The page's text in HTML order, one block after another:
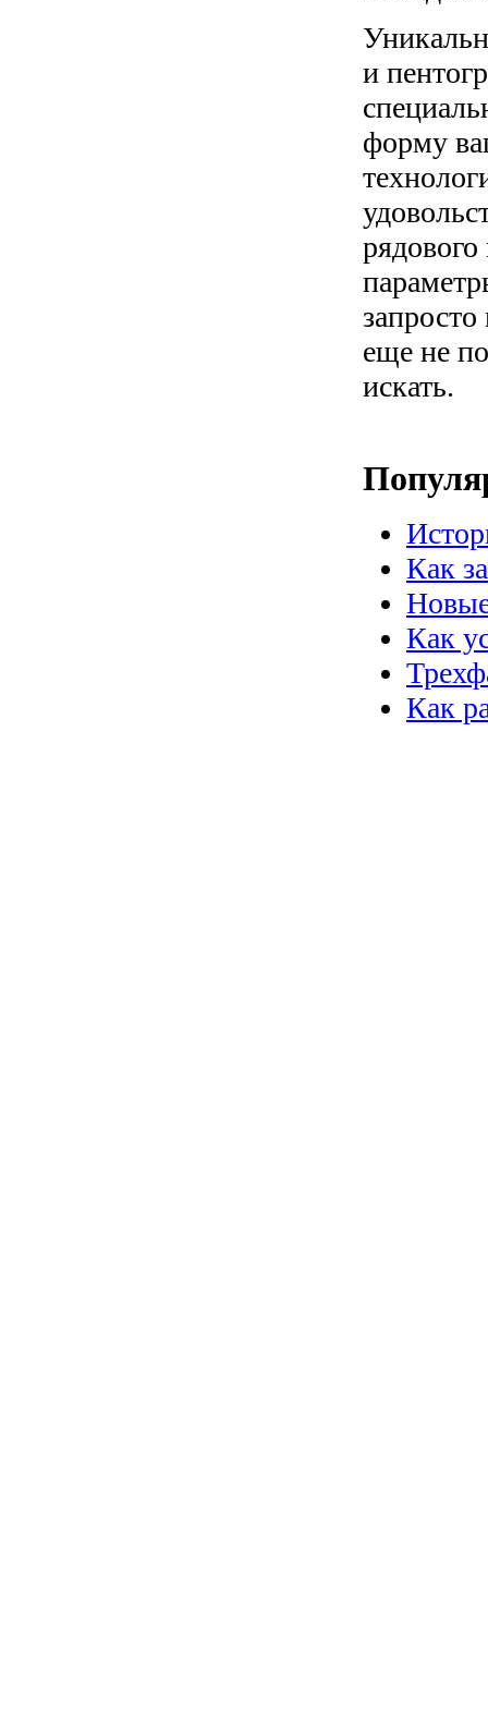
и
форму
еще не
искать.
Как
Как
Как